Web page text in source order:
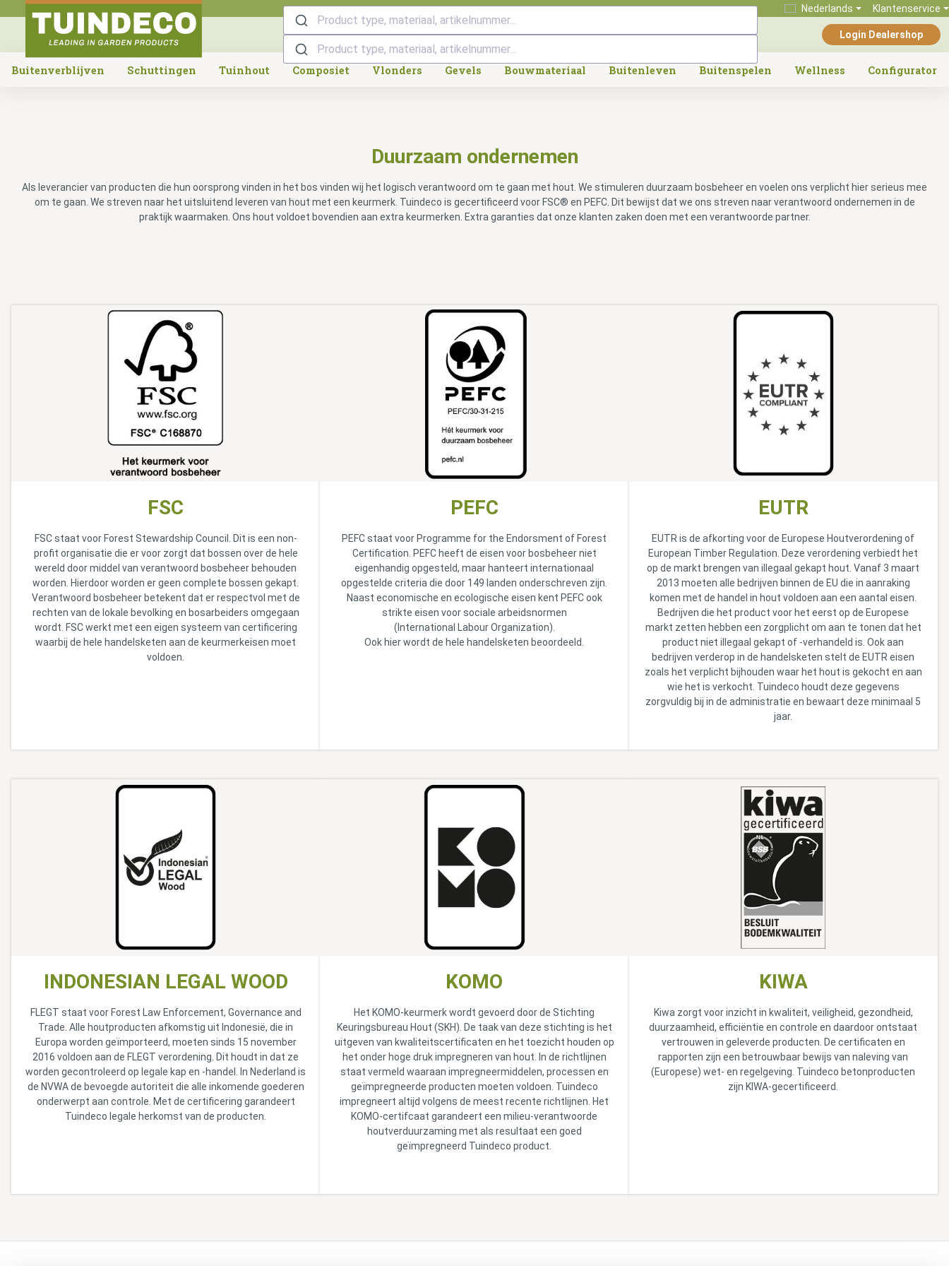
search Skip to main navigation
Nederlands Klantenservice
Product type, materiaal, artikelnummer...
Login Dealershop
Buitenverblijven Schuttingen Tuinhout Composiet Vlonders Gevels Bouwmateriaal Buitenleven Buitenspelen Wellness Configurator
Duurzaam ondernemen
Als leverancier van producten die hun oorsprong vinden in het bos vinden wij het logisch verantwoord om te gaan met hout. We stimuleren duurzaam bosbeheer en voelen ons verplicht hier serieus mee
om te gaan. We streven naar het uitsluitend leveren van hout met een keurmerk. Tuindeco is gecertificeerd voor FSC® en PEFC. Dit bewijst dat we ons streven naar verantwoord ondernemen in de
praktijk waarmaken. Ons hout voldoet bovendien aan extra keurmerken. Extra garanties dat onze klanten zaken doen met een verantwoorde partner.
FSC
FSC staat voor Forest Stewardship Council. Dit is een non-
profit organisatie die er voor zorgt dat bossen over de hele
wereld door middel van verantwoord bosbeheer behouden
worden. Hierdoor worden er geen complete bossen gekapt.
Verantwoord bosbeheer betekent dat er respectvol met de
rechten van de lokale bevolking en bosarbeiders omgegaan
wordt. FSC werkt met een eigen systeem van certificering
waarbij de hele handelsketen aan de keurmerkeisen moet
voldoen.
PEFC
PEFC staat voor Programme for the Endorsment of Forest
Certification. PEFC heeft de eisen voor bosbeheer niet
eigenhandig opgesteld, maar hanteert internationaal
opgestelde criteria die door 149 landen onderschreven zijn.
Naast economische en ecologische eisen kent PEFC ook
strikte eisen voor sociale arbeidsnormen
(International Labour Organization).
Ook hier wordt de hele handelsketen beoordeeld.
EUTR
EUTR is de afkorting voor de Europese Houtverordening of
European Timber Regulation. Deze verordening verbiedt het
op de markt brengen van illegaal gekapt hout. Vanaf 3 maart
2013 moeten alle bedrijven binnen de EU die in aanraking
komen met de handel in hout voldoen aan een aantal eisen.
Bedrijven die het product voor het eerst op de Europese
markt zetten hebben een zorgplicht om aan te tonen dat het
product niet illegaal gekapt of -verhandeld is. Ook aan
bedrijven verderop in de handelsketen stelt de EUTR eisen
zoals het verplicht bijhouden waar het hout is gekocht en aan
wie het is verkocht. Tuindeco houdt deze gegevens
zorgvuldig bij in de administratie en bewaart deze minimaal 5
jaar.
INDONESIAN LEGAL WOOD
FLEGT staat voor Forest Law Enforcement, Governance and
Trade. Alle houtproducten afkomstig uit Indonesië, die in
Europa worden geïmporteerd, moeten sinds 15 november
2016 voldoen aan de FLEGT verordening. Dit houdt in dat ze
worden gecontroleerd op legale kap en -handel. In Nederland is
de NVWA de bevoegde autoriteit die alle inkomende goederen
onderwerpt aan controle. Met de certificering garandeert
Tuindeco legale herkomst van de producten.
KOMO
Het KOMO-keurmerk wordt gevoerd door de Stichting
Keuringsbureau Hout (SKH). De taak van deze stichting is het
uitgeven van kwaliteitscertificaten en het toezicht houden op
het onder hoge druk impregneren van hout. In de richtlijnen
staat vermeld waaraan impregneermiddelen, processen en
geïmpregneerde producten moeten voldoen. Tuindeco
impregneert altijd volgens de meest recente richtlijnen. Het
KOMO-certifcaat garandeert een milieu-verantwoorde
houtverduurzaming met als resultaat een goed
geïmpregneerd Tuindeco product.
KIWA
Kiwa zorgt voor inzicht in kwaliteit, veiligheid, gezondheid,
duurzaamheid, efficiëntie en controle en daardoor ontstaat
vertrouwen in geleverde producten. De certificaten en
rapporten zijn een betrouwbaar bewijs van naleving van
(Europese) wet- en regelgeving. Tuindeco betonproducten
zijn KIWA-gecertificeerd.